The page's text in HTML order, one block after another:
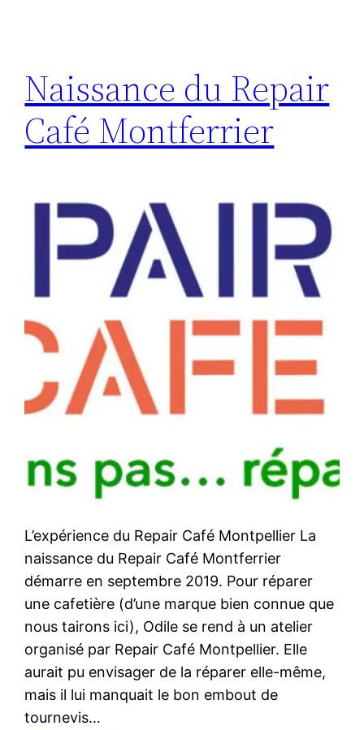
Naissance du Repair
Café Montferrier
L’expérience du Repair Café Montpellier La
naissance du Repair Café Montferrier
démarre en septembre 2019. Pour réparer
une cafetière (d’une marque bien connue que
nous tairons ici), Odile se rend à un atelier
organisé par Repair Café Montpellier. Elle
aurait pu envisager de la réparer elle-même,
mais il lui manquait le bon embout de
tournevis…